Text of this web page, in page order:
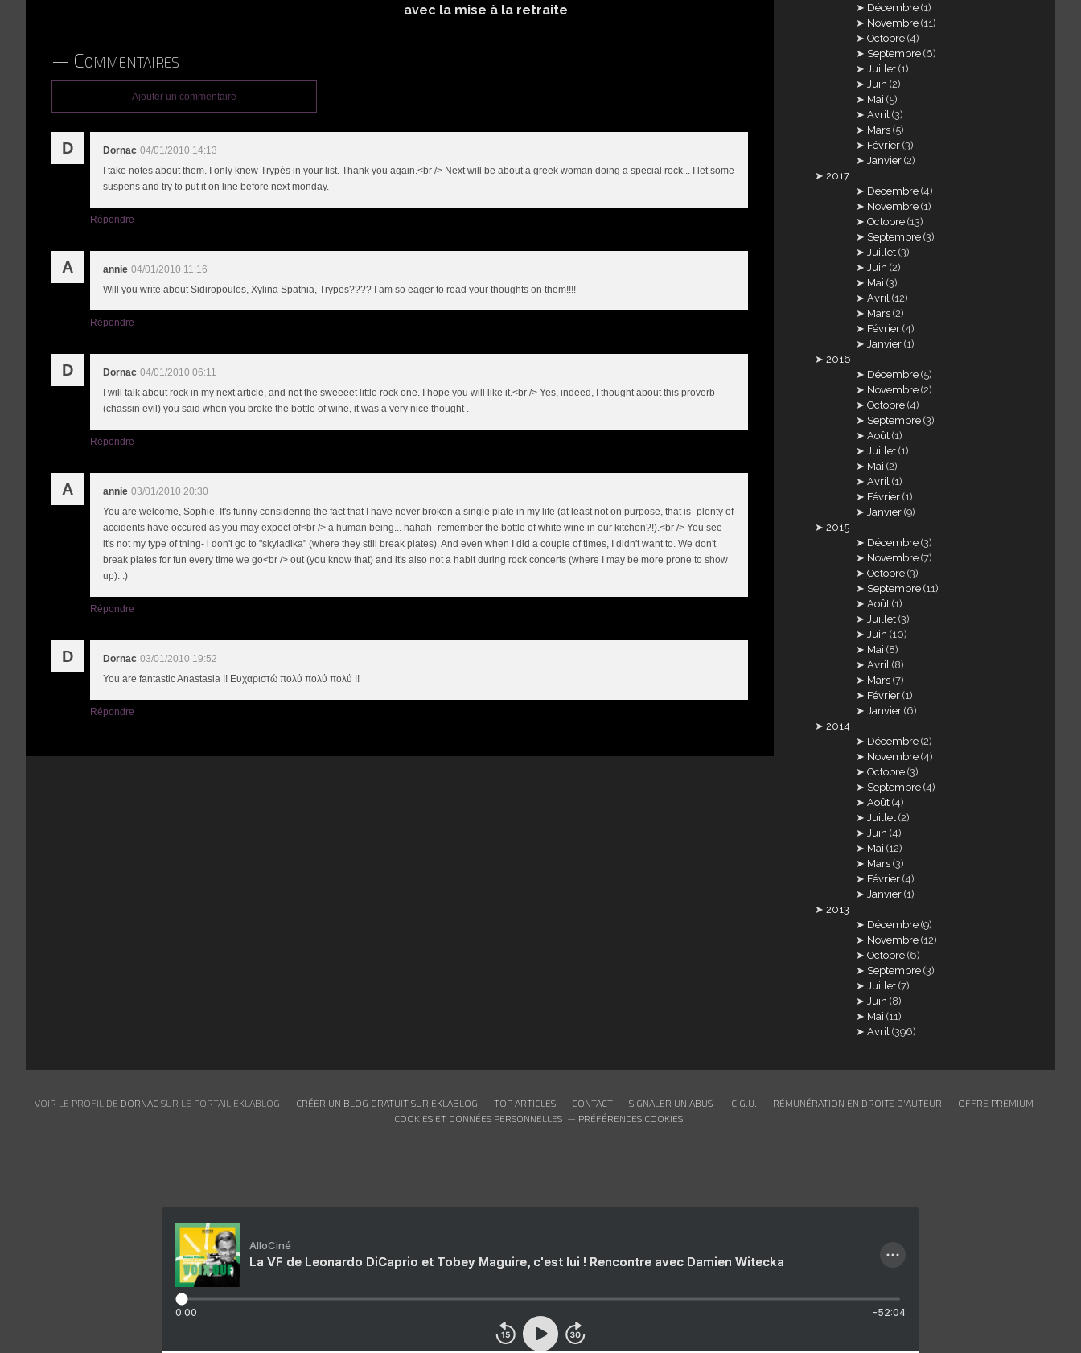
avec la mise à la retraite
Commentaires
Ajouter un commentaire
D Dornac 04/01/2010 14:13
I take notes about them. I only knew Trypès in your list. Thank you again.<br /> Next will be about a greek woman doing a special rock... I let some
suspens and try to put it on line before next monday.
Répondre
A annie 04/01/2010 11:16
Will you write about Sidiropoulos, Xylina Spathia, Trypes???? I am so eager to read your thoughts on them!!!!
Répondre
D Dornac 04/01/2010 06:11
I will talk about rock in my next article, and not the sweeeet little rock one. I hope you will like it.<br /> Yes, indeed, I thought about this proverb
(chassin evil) you said when you broke the bottle of wine, it was a very nice thought .
Répondre
A annie 03/01/2010 20:30
You are welcome, Sophie. It's funny considering the fact that I have never broken a single plate in my life (at least not on purpose, that is- plenty of
accidents have occured as you may expect of<br /> a human being... hahah- remember the bottle of white wine in our kitchen?!).<br /> You see
it's not my type of thing- i don't go to "skyladika" (where they still break plates). And even when I did a couple of times, I didn't want to. We don't
break plates for fun every time we go<br /> out (you know that) and it's also not a habit during rock concerts (where I may be more prone to show
up). :)
Répondre
D Dornac 03/01/2010 19:52
You are fantastic Anastasia !! Ευχαριστώ πολύ πολύ πολύ !!
Répondre
Décembre (1)
Novembre (11)
Octobre (4)
Septembre (6)
Juillet (1)
Juin (2)
Mai (5)
Avril (3)
Mars (5)
Février (3)
Janvier (2)
2017
Décembre (4)
Novembre (1)
Octobre (13)
Septembre (3)
Juillet (3)
Juin (2)
Mai (3)
Avril (12)
Mars (2)
Février (4)
Janvier (1)
2016
Décembre (5)
Novembre (2)
Octobre (4)
Septembre (3)
Août (1)
Juillet (1)
Mai (2)
Avril (1)
Février (1)
Janvier (9)
2015
Décembre (3)
Novembre (7)
Octobre (3)
Septembre (11)
Août (1)
Juillet (3)
Juin (10)
Mai (8)
Avril (8)
Mars (7)
Février (1)
Janvier (6)
2014
Décembre (2)
Novembre (4)
Octobre (3)
Septembre (4)
Août (4)
Juillet (2)
Juin (4)
Mai (12)
Mars (3)
Février (4)
Janvier (1)
2013
Décembre (9)
Novembre (12)
Octobre (6)
Septembre (3)
Juillet (7)
Juin (8)
Mai (11)
Avril (396)
VOIR LE PROFIL DE DORNACSUR LE PORTAIL EKLABLOG CRÉER UN BLOG GRATUIT SUR EKLABLOG TOP ARTICLES CONTACT SIGNALER UN ABUS C.G.U. RÉMUNÉRATION EN DROITS D'AUTEUR
OFFRE PREMIUM
COOKIES ET DONNÉES PERSONNELLES
PRÉFÉRENCES COOKIES
AlloCiné
La VF de Leonardo DiCaprio et Tobey Maguire, c'est lui ! Rencontre avec Damien Witecka
0:00 -52:04